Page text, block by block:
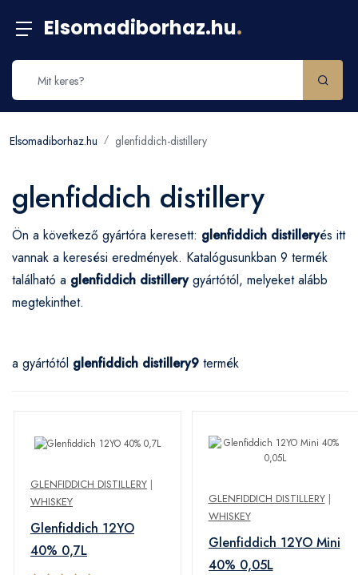
Elsomadiborhaz.hu.
Elsomadiborhaz.hu glenfiddich-distillery
glenfiddich distillery
Ön a következő gyártóra keresett: glenfiddich distilleryés itt
vannak a keresési eredmények. Katalógusunkban 9 termék
található a glenfiddich distillerygyártótól, melyeket alább
megtekinthet.
a gyártótól glenfiddich distillery9 termék
GLENFIDDICH DISTILLERY |
WHISKEY
Glenfiddich 12YO
40% 0,7L
GLENFIDDICH DISTILLERY|
WHISKEY
Glenfiddich 12YO Mini
40% 0,05L